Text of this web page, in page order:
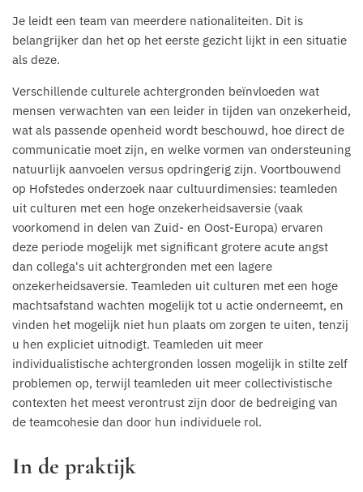
Je leidt een team van meerdere nationaliteiten. Dit is
belangrijker dan het op het eerste gezicht lijkt in een situatie
als deze.
Verschillende culturele achtergronden beïnvloeden wat
mensen verwachten van een leider in tijden van onzekerheid,
wat als passende openheid wordt beschouwd, hoe direct de
communicatie moet zijn, en welke vormen van ondersteuning
natuurlijk aanvoelen versus opdringerig zijn. Voortbouwend
op Hofstedes onderzoek naar cultuurdimensies: teamleden
uit culturen met een hoge onzekerheidsaversie (vaak
voorkomend in delen van Zuid- en Oost-Europa) ervaren
deze periode mogelijk met significant grotere acute angst
dan collega's uit achtergronden met een lagere
onzekerheidsaversie. Teamleden uit culturen met een hoge
machtsafstand wachten mogelijk tot u actie onderneemt, en
vinden het mogelijk niet hun plaats om zorgen te uiten, tenzij
u hen expliciet uitnodigt. Teamleden uit meer
individualistische achtergronden lossen mogelijk in stilte zelf
problemen op, terwijl teamleden uit meer collectivistische
contexten het meest verontrust zijn door de bedreiging van
de teamcohesie dan door hun individuele rol.
In de praktijk